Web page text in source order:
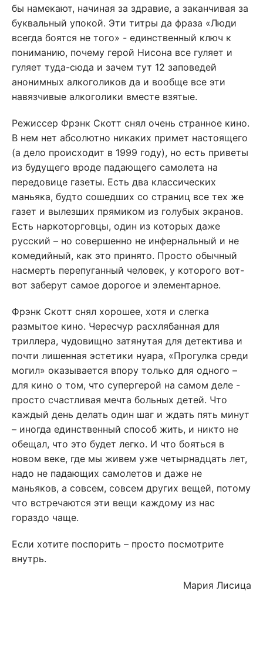
бы намекают, начиная за здравие, а заканчивая за
буквальный упокой. Эти титры да фраза «Люди
всегда боятся не того» - единственный ключ к
пониманию, почему герой Нисона все гуляет и
гуляет туда-сюда и зачем тут 12 заповедей
анонимных алкоголиков да и вообще все эти
навязчивые алкоголики вместе взятые.
Режиссер Фрэнк Скотт снял очень странное кино.
В нем нет абсолютно никаких примет настоящего
(а дело происходит в 1999 году), но есть приветы
из будущего вроде падающего самолета на
передовице газеты. Есть два классических
маньяка, будто сошедших со страниц все тех же
газет и вылезших прямиком из голубых экранов.
Есть наркоторговцы, один из которых даже
русский – но совершенно не инфернальный и не
комедийный, как это принято. Просто обычный
насмерть перепуганный человек, у которого вот-
вот заберут самое дорогое и элементарное.
Фрэнк Скотт снял хорошее, хотя и слегка
размытое кино. Чересчур расхлябанная для
триллера, чудовищно затянутая для детектива и
почти лишенная эстетики нуара, «Прогулка среди
могил» оказывается впору только для одного –
для кино о том, что супергерой на самом деле -
просто счастливая мечта больных детей. Что
каждый день делать один шаг и ждать пять минут
– иногда единственный способ жить, и никто не
обещал, что это будет легко. И что бояться в
новом веке, где мы живем уже четырнадцать лет,
надо не падающих самолетов и даже не
маньяков, а совсем, совсем других вещей, потому
что встречаются эти вещи каждому из нас
гораздо чаще.
Если хотите поспорить – просто посмотрите
внутрь.
Мария Лисица